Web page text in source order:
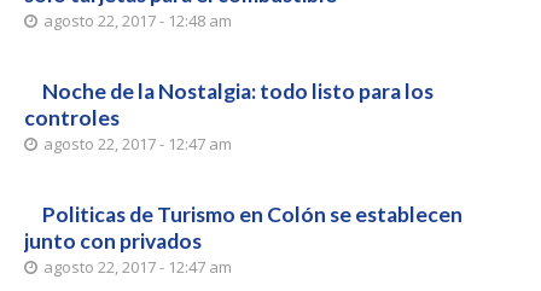
agosto 22, 2017 - 12:48 am
Noche de la Nostalgia: todo listo para los
controles
agosto 22, 2017 - 12:47 am
Politicas de Turismo en Colón se establecen
junto con privados
agosto 22, 2017 - 12:47 am